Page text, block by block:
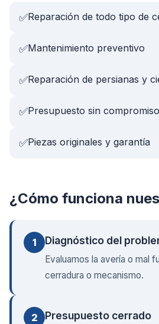
✅Reparación de todo tipo de
✅Mantenimiento preventivo
✅Reparación de persianas y
✅Presupuesto sin compromiso
✅Piezas originales y garantía
¿Cómo funciona
1 Diagnóstico del
Evaluamos la avería o mal
cerradura o mecanismo.
2 Presupuesto cerrado